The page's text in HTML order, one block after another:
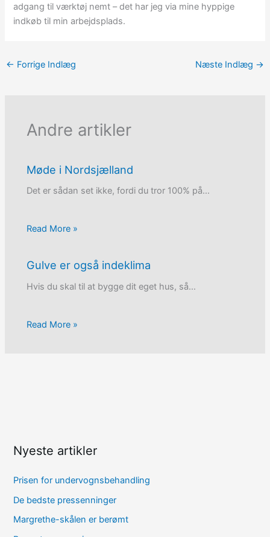
adgang til værktøj nemt – det har jeg via mine hyppige
indkøb til min arbejdsplads.
← Forrige Indlæg Næste Indlæg →
Andre artikler
Møde i Nordsjælland
Det er sådan set ikke, fordi du tror 100% på…
Read More »
Gulve er også indeklima
Hvis du skal til at bygge dit eget hus, så…
Read More »
Nyeste artikler
Prisen for undervognsbehandling
De bedste pressenninger
Margrethe-skålen er berømt